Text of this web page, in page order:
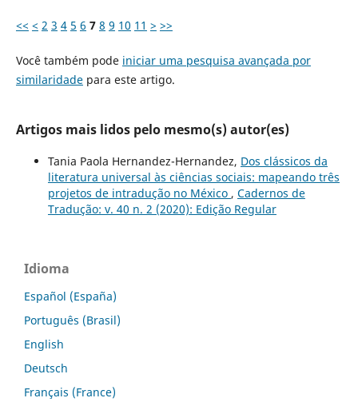
<< < 2 3 4 5 6 7 8 9 10 11 > >>
Você também pode iniciar uma pesquisa avançada por
similaridadepara este artigo.
Artigos mais lidos pelo mesmo(s) autor(es)
Tania Paola Hernandez-Hernandez, Dos clássicos da
literatura universal às ciências sociais: mapeando três
projetos de intradução no México , Cadernos de
Tradução: v. 40 n. 2 (2020): Edição Regular
Idioma
Español (España)
Português (Brasil)
English
Deutsch
Français (France)